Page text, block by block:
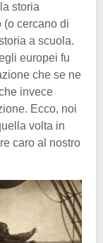
storia
(o cercano di
a scuola.
europei fu
che se ne
invece
Ecco, noi
volta in
caro al nostro